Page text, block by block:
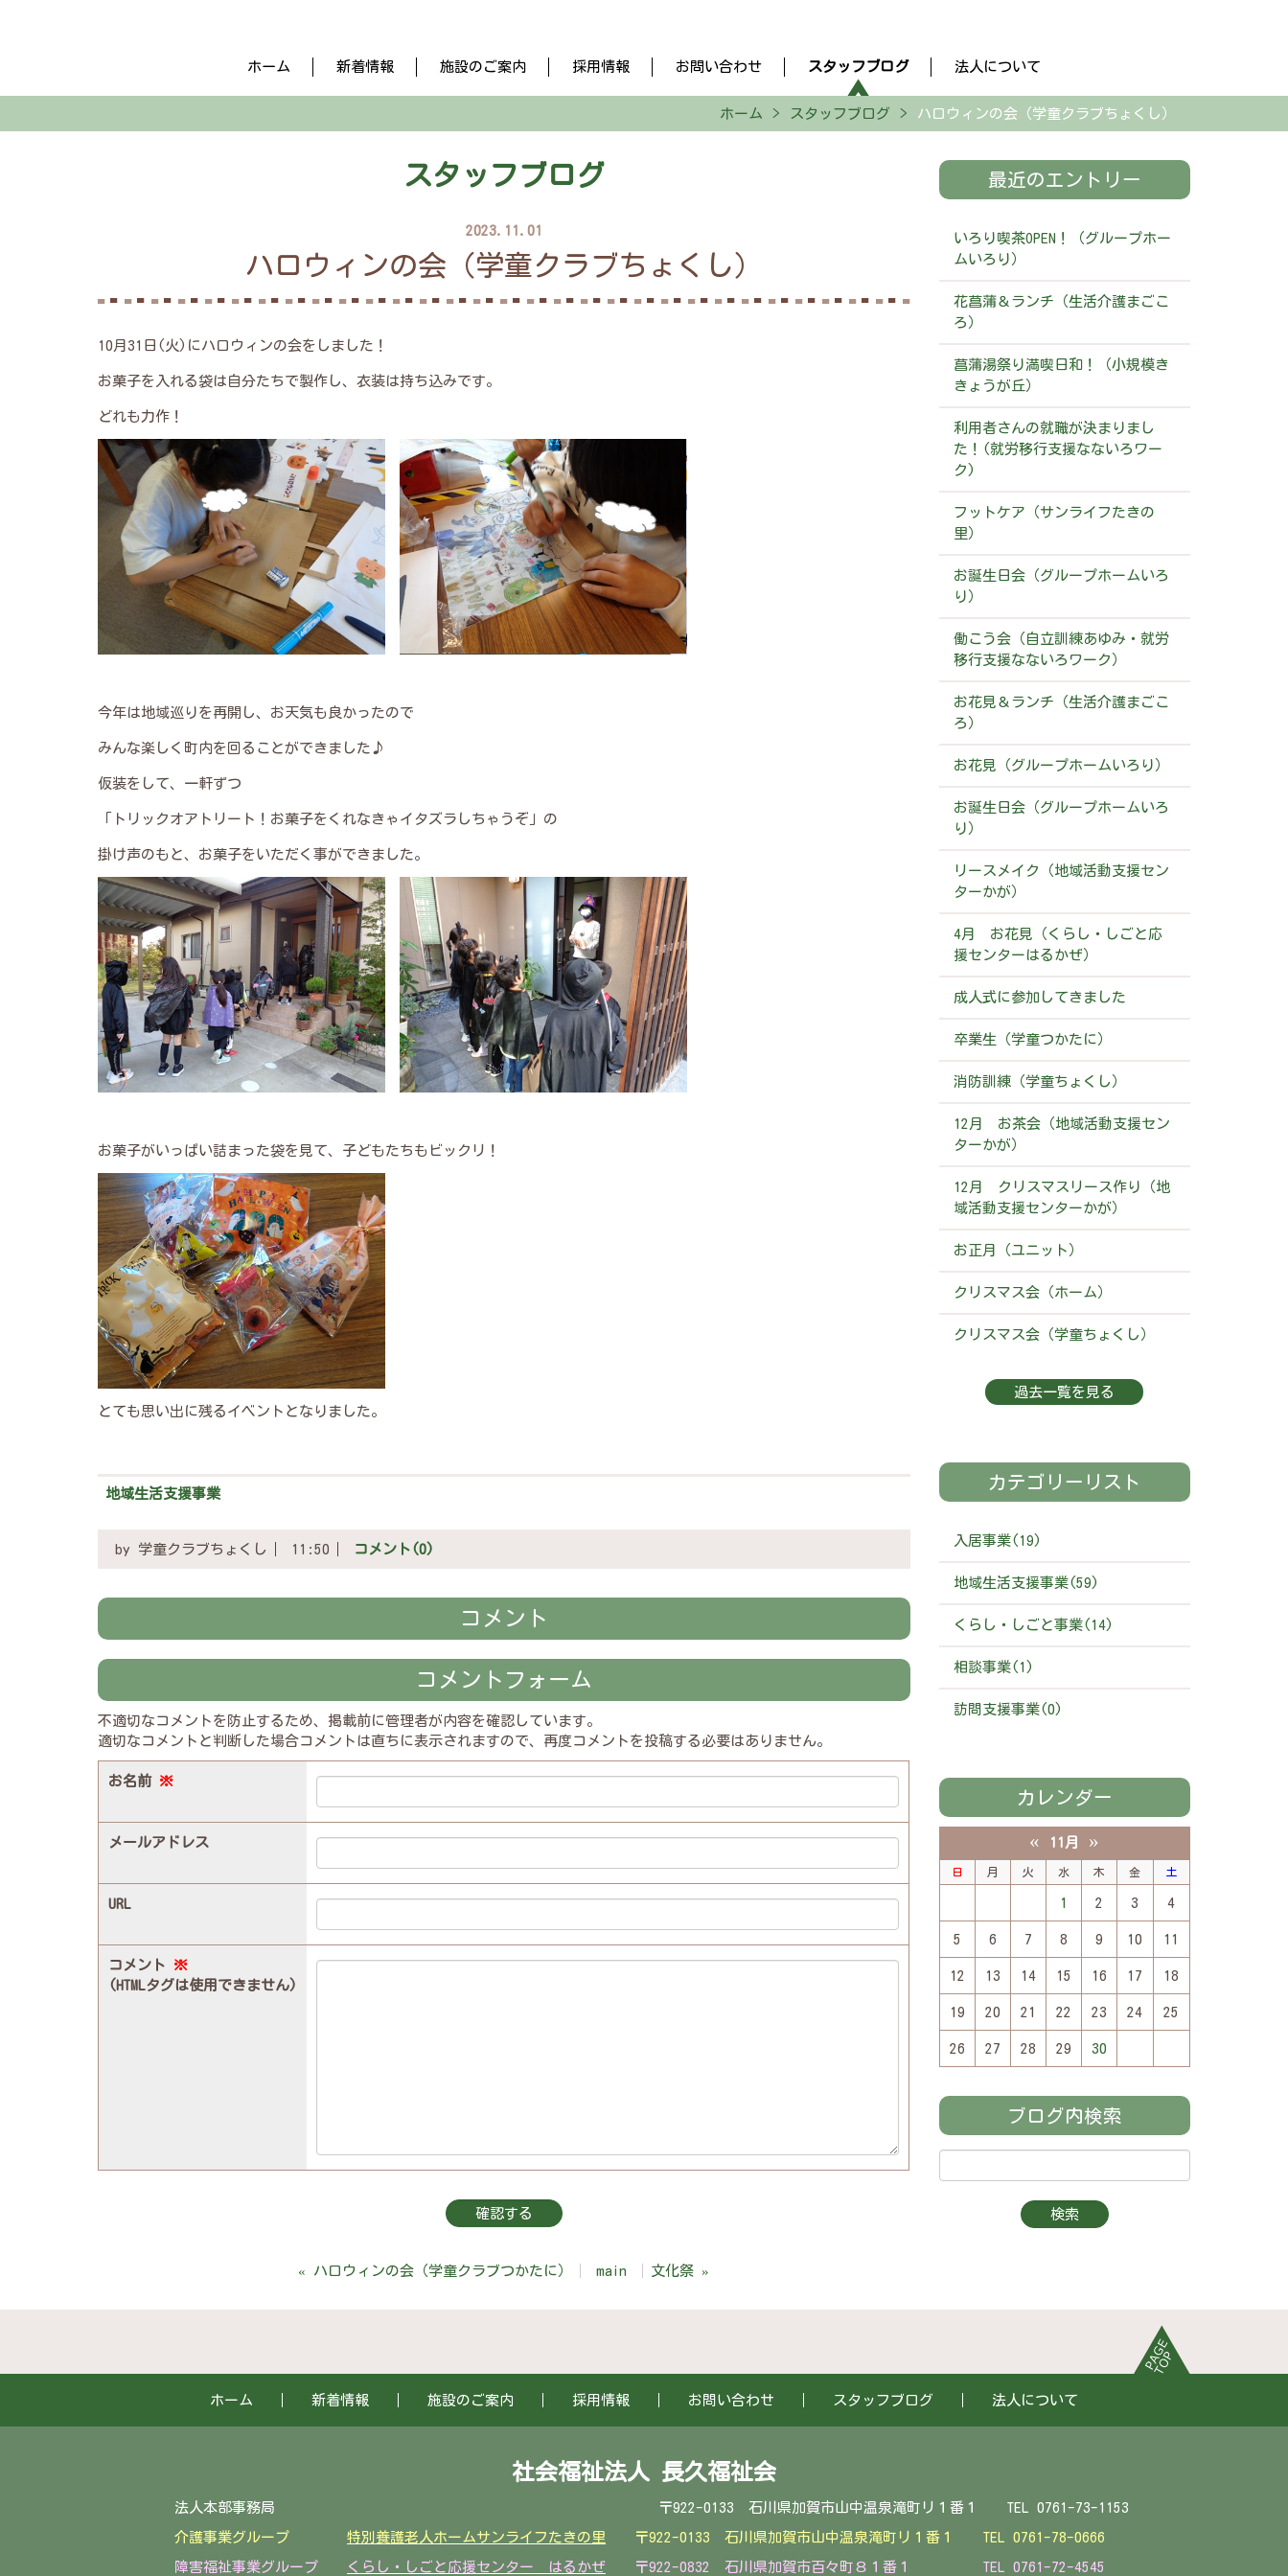
ホーム 新着情報 施設のご案内 採用情報 お問い合わせ スタッフブログ 法人について
ホーム スタッフブログ ハロウィンの会（学童クラブちょくし）
スタッフブログ
2023.11.01
ハロウィンの会（学童クラブちょくし）
10月31日(火)にハロウィンの会をしました！
お菓子を入れる袋は自分たちで製作し、衣装は持ち込みです。
どれも力作！
今年は地域巡りを再開し、お天気も良かったので
みんな楽しく町内を回ることができました♪
仮装をして、一軒ずつ
「トリックオアトリート！お菓子をくれなきゃイタズラしちゃうぞ」の
掛け声のもと、お菓子をいただく事ができました。
お菓子がいっぱい詰まった袋を見て、子どもたちもビックリ！
とても思い出に残るイベントとなりました。
地域生活支援事業
by 学童クラブちょくし 11:50 コメント(0)
コメント
コメントフォーム
不適切なコメントを防止するため、掲載前に管理者が内容を確認しています。
適切なコメントと判断した場合コメントは直ちに表示されますので、再度コメントを投稿する必要はありません。
お名前 ※
メールアドレス
URL
コメント ※
(HTMLタグは使用できません)
« ハロウィンの会（学童クラブつかたに） main 文化祭 »
最近のエントリー
いろり喫茶OPEN！（グループホー
ムいろり）
花菖蒲＆ランチ（生活介護まごこ
ろ）
菖蒲湯祭り満喫日和！（小規模き
きょうが丘）
利用者さんの就職が決まりまし
た！(就労移行支援なないろワー
ク)
フットケア（サンライフたきの
里）
お誕生日会（グループホームいろ
り）
働こう会（自立訓練あゆみ・就労
移行支援なないろワーク）
お花見＆ランチ（生活介護まごこ
ろ）
お花見（グループホームいろり）
お誕生日会（グループホームいろ
り）
リースメイク（地域活動支援セン
ターかが）
4月 お花見（くらし・しごと応
援センターはるかぜ）
成人式に参加してきました
卒業生（学童つかたに）
消防訓練（学童ちょくし）
12月 お茶会（地域活動支援セン
ターかが）
12月 クリスマスリース作り（地
域活動支援センターかが）
お正月（ユニット）
クリスマス会（ホーム）
クリスマス会（学童ちょくし）
過去一覧を見る
カテゴリーリスト
入居事業(19)
地域生活支援事業(59)
くらし・しごと事業(14)
相談事業(1)
訪問支援事業(0)
カレンダー
« 11月 »
日 月 火 水 木 金 土
1 2 3 4
5 6 7 8 9 10 11
12 13 14 15 16 17 18
19 20 21 22 23 24 25
26 27 28 29 30
ブログ内検索
ホーム 新着情報 施設のご案内 採用情報 お問い合わせ スタッフブログ 法人について
社会福祉法人 長久福祉会
法人本部事務局 〒922-0133 石川県加賀市山中温泉滝町リ１番１ TEL 0761-73-1153
介護事業グループ 特別養護老人ホームサンライフたきの里 〒922-0133 石川県加賀市山中温泉滝町リ１番１ TEL 0761-78-0666
障害福祉事業グループ くらし・しごと応援センター はるかぜ 〒922-0832 石川県加賀市百々町８１番１ TEL 0761-72-4545